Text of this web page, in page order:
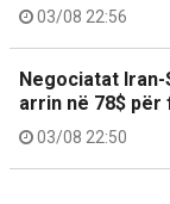
03/08 22:56
Negociatat
arrin në 78$ për
03/08 22:50